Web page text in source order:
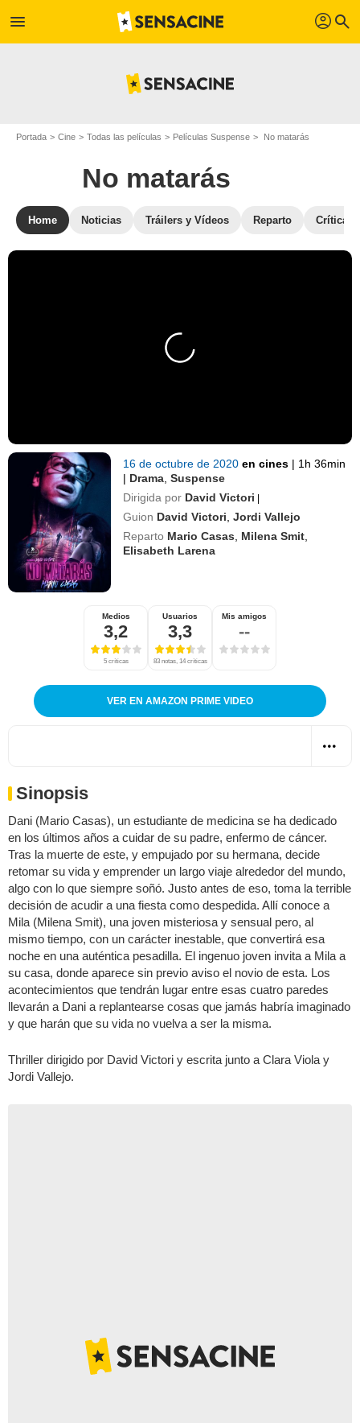
menu profil search
Portada Cine Todas las películas Películas Suspense No matarás
No matarás
Home Noticias Tráilers y Vídeos Reparto Críticas
16 de octubre de 2020en cines | 1h 36min
| Drama ,Suspense
Dirigida por David Victori |
Guion David Victori ,Jordi Vallejo
Reparto Mario Casas Milena Smit
Elisabeth Larena
Medios
3,2
5 críticas
Usuarios
3,3
83 notas, 14 críticas
Mis amigos
--
VER EN AMAZON PRIME VIDEO
Sinopsis
Dani (Mario Casas), un estudiante de medicina se ha dedicado
en los últimos años a cuidar de su padre, enfermo de cáncer.
Tras la muerte de este, y empujado por su hermana, decide
retomar su vida y emprender un largo viaje alrededor del mundo,
algo con lo que siempre soñó. Justo antes de eso, toma la terrible
decisión de acudir a una fiesta como despedida. Allí conoce a
Mila (Milena Smit), una joven misteriosa y sensual pero, al
mismo tiempo, con un carácter inestable, que convertirá esa
noche en una auténtica pesadilla. El ingenuo joven invita a Mila a
su casa, donde aparece sin previo aviso el novio de esta. Los
acontecimientos que tendrán lugar entre esas cuatro paredes
llevarán a Dani a replantearse cosas que jamás habría imaginado
y que harán que su vida no vuelva a ser la misma.
Thriller dirigido por David Victori y escrita junto a Clara Viola y
Jordi Vallejo.